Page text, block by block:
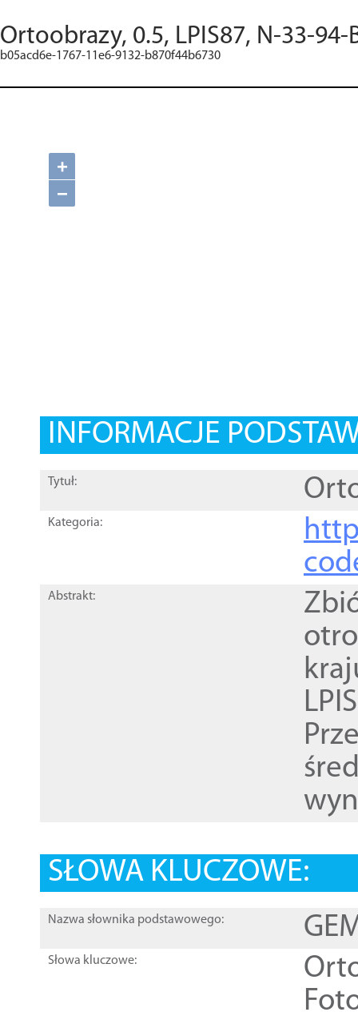
Ortoobrazy, 0.5, LPIS87, N-33-94-
b05acd6e-1767-11e6-9132-b870f44b6730
+
−
INFORMACJE
Tytuł:
Kategoria:
Abstrakt:
SŁOWA KLUCZOWE:
Nazwa słownika podstawowego:
Słowa kluczowe: